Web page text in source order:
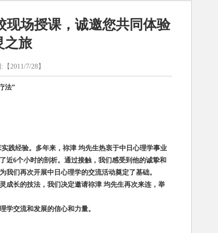
现场授课，诚邀您共同体验
之旅
7/28】
法”
践经验。多年来，祢津 均先生热衷于中日心理学事业
近6个小时的剖析。通过接触，我们感受到他的诚挚和
为我们再次开展中日心理学的交流活动奠定了基础。
成长的技法， 我们决定邀请祢津 均先生再次来连 ，举
学交流和发展的信心和力量。